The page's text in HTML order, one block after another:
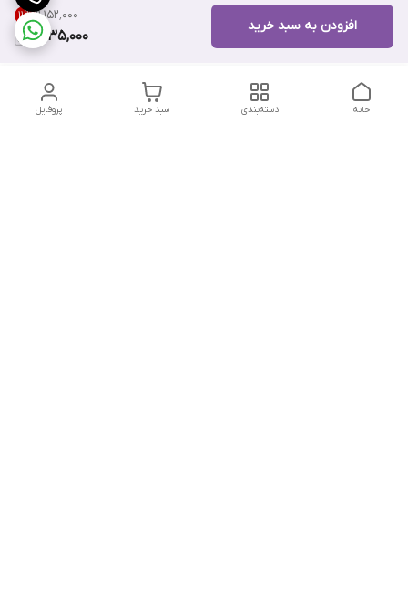
۹٬۱۵۲٬۰۰۰ 11%
8,135,000
افزودن به سبد خرید
پروفایل سبد خرید دسته‌بندی خانه